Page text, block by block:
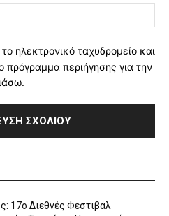
ηλεκτρονικό ταχυδρομείο και
πρόγραμμα περιήγησης για την
17ο Διεθνές Φεστιβάλ